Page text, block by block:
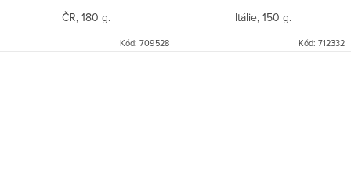
ČR, 180 g.
Kód: 709528
Itálie, 150 g.
Kód: 712332